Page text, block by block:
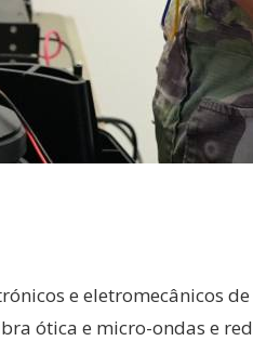
e eletromecânicos
ótica e micro-ondas e